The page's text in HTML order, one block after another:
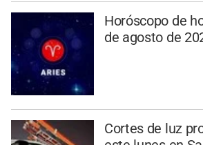
Horóscopo de
de agosto de
Cortes de luz